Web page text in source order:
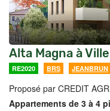
Alta Magna à
RE2020 BRS JEANBRUN
Proposé par CREDIT
Appartements de 3 à 4